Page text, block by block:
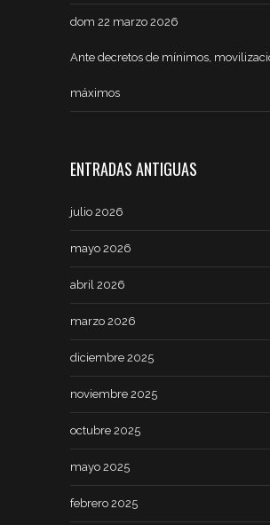
dom 22 marzo 2026
Ante decretos de mínimos,
máximos
ENTRADAS ANTIGUAS
julio 2026
mayo 2026
abril 2026
marzo 2026
diciembre 2025
noviembre 2025
octubre 2025
mayo 2025
febrero 2025